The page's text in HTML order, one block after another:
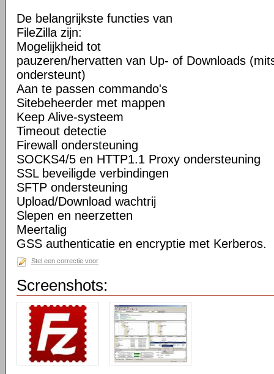
De belangrijkste functies van
FileZilla zijn:
Mogelijkheid tot
pauzeren/hervatten van Up- of Downloads
ondersteunt)
Aan te passen commando's
Sitebeheerder met mappen
Keep Alive-systeem
Timeout detectie
Firewall ondersteuning
SOCKS4/5 en HTTP1.1 Proxy ondersteuning
SSL beveiligde verbindingen
SFTP ondersteuning
Upload/Download wachtrij
Slepen en neerzetten
Meertalig
GSS authenticatie en encryptie met Kerberos.
Stel een correctie voor
Screenshots: